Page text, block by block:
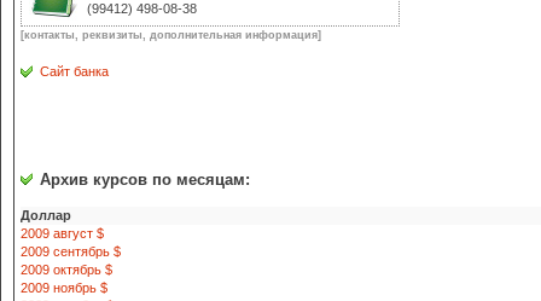
(99412) 498-08-38
[контакты, реквизиты, дополнительная информация]
Сайт банка
Архив курсов по месяцам:
Доллар
2009 август $
2009 сентябрь $
2009 октябрь $
2009 ноябрь $